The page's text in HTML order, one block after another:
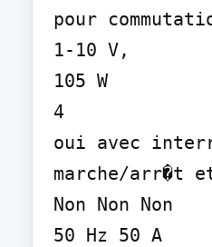
pour
1-10 V,
105 W
4
oui avec
marche/arr�t
Non Non Non
50 Hz 50 A